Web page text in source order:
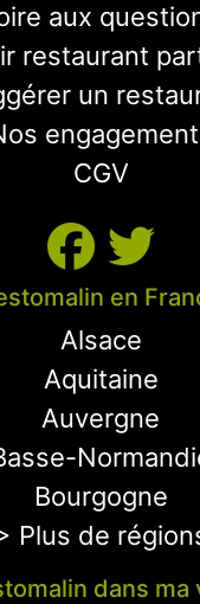
aux
restaurant
un
CGV
en
Alsace
Aquitaine
Auvergne
Bourgogne
Plus de
dans ma